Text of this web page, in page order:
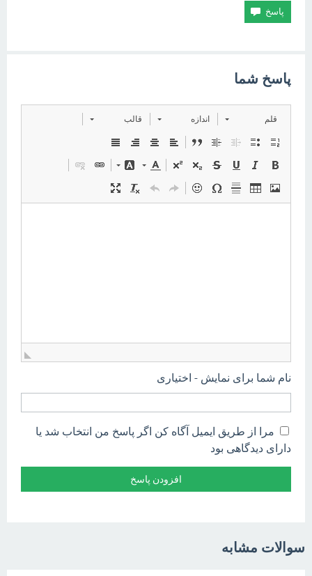
پاسخ شما
قلم اندازه قالب
نام شما برای نمایش - اختیاری
مرا از طریق ایمیل آگاه کن اگر پاسخ من انتخاب شد یا
دارای دیدگاهی بود
سوالات مشابه